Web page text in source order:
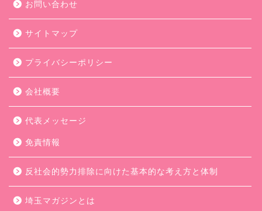
お問い合わせ
サイトマップ
プライバシーポリシー
会社概要
代表メッセージ
免責情報
反社会的勢力排除に向けた基本的な考え方と体制
埼玉マガジンとは